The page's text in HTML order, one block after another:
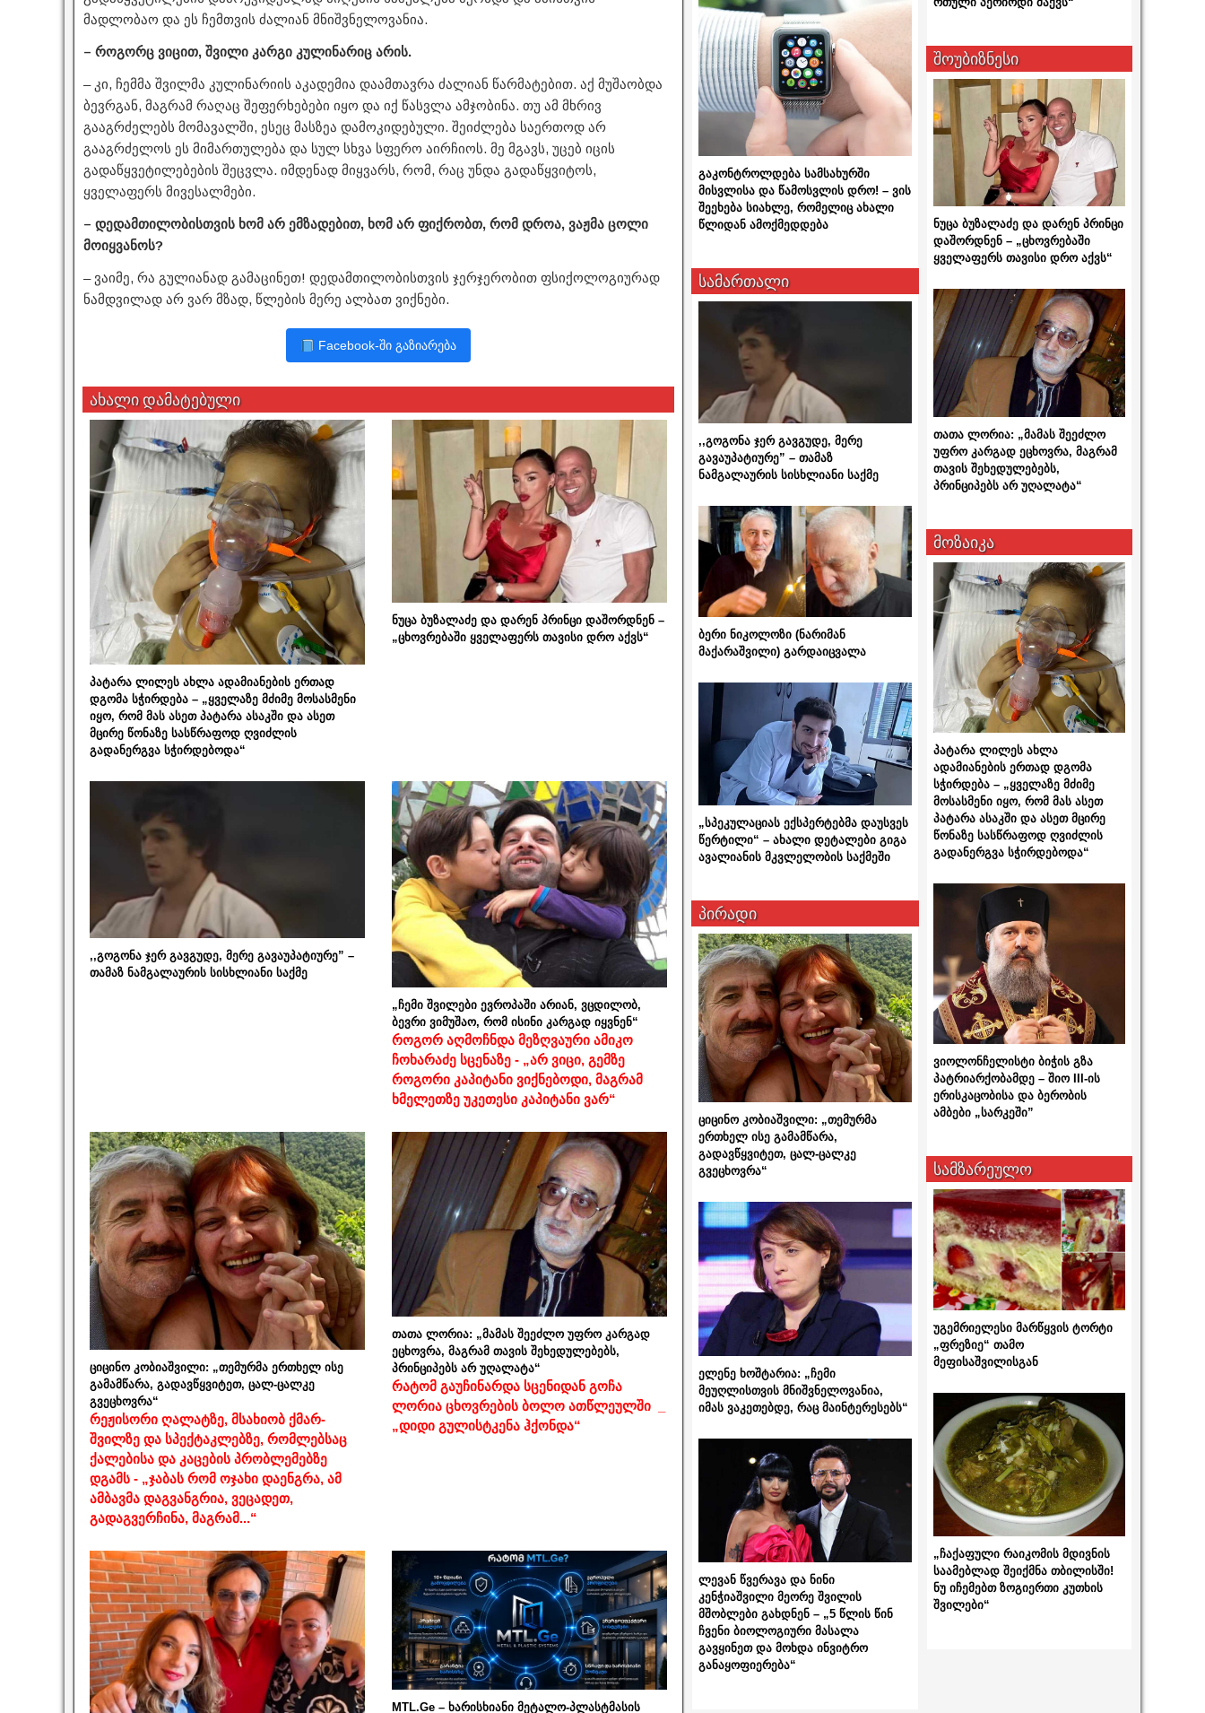
მადლობაო და ეს ჩემთვის ძალიან მნიშვნელოვანია.
– როგორც ვიცით, შვილი კარგი კულინარიც არის.
– კი, ჩემმა შვილმა კულინარიის აკადემია დაამთავრა ძალიან წარმატებით. აქ მუშაობდა
ბევრგან, მაგრამ რაღაც შეფერხებები იყო და იქ წასვლა ამჯობინა. თუ ამ მხრივ
გააგრძელებს მომავალში, ესეც მასზეა დამოკიდებული. შეიძლება საერთოდ არ
გააგრძელოს ეს მიმართულება და სულ სხვა სფერო აირჩიოს. მე მგავს, უცებ იცის
გადაწყვეტილებების შეცვლა. იმდენად მიყვარს, რომ, რაც უნდა გადაწყვიტოს,
ყველაფერს მივესალმები.
– დედამთილობისთვის ხომ არ ემზადებით, ხომ არ ფიქრობთ, რომ დროა, ვაჟმა ცოლი
მოიყვანოს?
– ვაიმე, რა გულიანად გამაცინეთ! დედამთილობისთვის ჯერჯერობით ფსიქოლოგიურად
ნამდვილად არ ვარ მზად, წლების მერე ალბათ ვიქნები.
Facebook-ში გაზიარება
ახალი დამატებული
პატარა ლილეს ახლა ადამიანების ერთად
დგომა სჭირდება – „ყველაზე მძიმე მოსასმენი
იყო, რომ მას ასეთ პატარა ასაკში და ასეთ
მცირე წონაზე სასწრაფოდ ღვიძლის
გადანერგვა სჭირდებოდა“
ნუცა ბუზალაძე და დარენ პრინცი დაშორდნენ –
„ცხოვრებაში ყველაფერს თავისი დრო აქვს“
,,გოგონა ჯერ გავგუდე, მერე გავაუპატიურე” –
თამაზ ნამგალაურის სისხლიანი საქმე
„ჩემი შვილები ევროპაში არიან, ვცდილობ,
ბევრი ვიმუშაო, რომ ისინი კარგად იყვნენ“
როგორ აღმოჩნდა მეზღვაური ამიკო
ჩოხარაძე სცენაზე - „არ ვიცი, გემზე
როგორი კაპიტანი ვიქნებოდი, მაგრამ
ხმელეთზე უკეთესი კაპიტანი ვარ“
ციცინო კობიაშვილი: „თემურმა ერთხელ ისე
გამამწარა, გადავწყვიტეთ, ცალ-ცალკე
გვეცხოვრა“
რეჟისორი ღალატზე, მსახიობ ქმარ-
შვილზე და სპექტაკლებზე, რომლებსაც
ქალებისა და კაცების პრობლემებზე
დგამს - „ჯაბას რომ ოჯახი დაენგრა, ამ
ამბავმა დაგვანგრია, ვეცადეთ,
გადაგვერჩინა, მაგრამ...“
თათა ლორია: „მამას შეეძლო უფრო კარგად
ეცხოვრა, მაგრამ თავის შეხედულებებს,
პრინციპებს არ უღალატა“
რატომ გაუჩინარდა სცენიდან გოჩა
ლორია ცხოვრების ბოლო ათწლეულში _
„დიდი გულისტკენა ჰქონდა“
MTL.Ge – ხარისხიანი მეტალო-პლასტმასის
გაკონტროლდება სამსახურში
მისვლისა და წამოსვლის დრო! – ვის
შეეხება სიახლე, რომელიც ახალი
წლიდან ამოქმედდება
სამართალი
,,გოგონა ჯერ გავგუდე, მერე
გავაუპატიურე” – თამაზ
ნამგალაურის სისხლიანი საქმე
ბერი ნიკოლოზი (ნარიმან
მაქარაშვილი) გარდაიცვალა
„სპეკულაციას ექსპერტებმა დაუსვეს
წერტილი“ – ახალი დეტალები გიგა
ავალიანის მკვლელობის საქმეში
პირადი
ციცინო კობიაშვილი: „თემურმა
ერთხელ ისე გამამწარა,
გადავწყვიტეთ, ცალ-ცალკე
გვეცხოვრა“
ელენე ხოშტარია: „ჩემი
მეუღლისთვის მნიშვნელოვანია,
იმას ვაკეთებდე, რაც მაინტერესებს“
ლევან წვერავა და ნინი
კენჭიაშვილი მეორე შვილის
მშობლები გახდნენ – „5 წლის წინ
ჩვენი ბიოლოგიური მასალა
გავყინეთ და მოხდა ინვიტრო
განაყოფიერება“
შოუბიზნესი
ნუცა ბუზალაძე და დარენ პრინცი
დაშორდნენ – „ცხოვრებაში
ყველაფერს თავისი დრო აქვს“
თათა ლორია: „მამას შეეძლო
უფრო კარგად ეცხოვრა, მაგრამ
თავის შეხედულებებს,
პრინციპებს არ უღალატა“
მოზაიკა
პატარა ლილეს ახლა
ადამიანების ერთად დგომა
სჭირდება – „ყველაზე მძიმე
მოსასმენი იყო, რომ მას ასეთ
პატარა ასაკში და ასეთ მცირე
წონაზე სასწრაფოდ ღვიძლის
გადანერგვა სჭირდებოდა“
ვიოლონჩელისტი ბიჭის გზა
პატრიარქობამდე – შიო III-ის
ერისკაცობისა და ბერობის
ამბები „სარკეში”
სამზარეულო
უგემრიელესი მარწყვის ტორტი
„ფრეზიე“ თამო
მეფისაშვილისგან
„ჩაქაფული რაიკომის მდივნის
საამებლად შეიქმნა თბილისში!
ნუ იჩემებთ ზოგიერთი კუთხის
შვილები“